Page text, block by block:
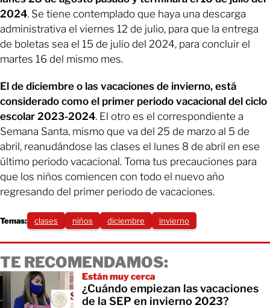
2024. Se tiene contemplado que haya una descarga
administrativa el viernes 12 de julio, para que la entrega
de boletas sea el 15 de julio del 2024, para concluir el
martes 16 del mismo mes.
El de diciembre o las vacaciones de invierno, está
considerado como el primer periodo vacacional del ciclo
escolar 2023-2024. El otro es el correspondiente a
Semana Santa, mismo que va del 25 de marzo al 5 de
abril, reanudándose las clases el lunes 8 de abril en ese
último periodo vacacional. Toma tus precauciones para
que los niños comiencen con todo el nuevo año
regresando del primer periodo de vacaciones.
Temas: clases niños diciembre invierno
TE RECOMENDAMOS:
Están muy cerca
¿Cuándo empiezan las vacaciones
de la SEP en invierno 2023?